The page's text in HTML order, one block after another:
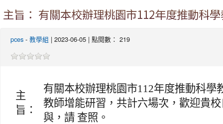
主旨： 有關本校辦理桃園市112年度推動科
pces - 教學組 | 2023-06-05 | 點閱數： 219
主
旨：
有關本校辦理桃園市112年度推動科
教師增能研習，共計六場次，歡迎貴
與，請 查照。